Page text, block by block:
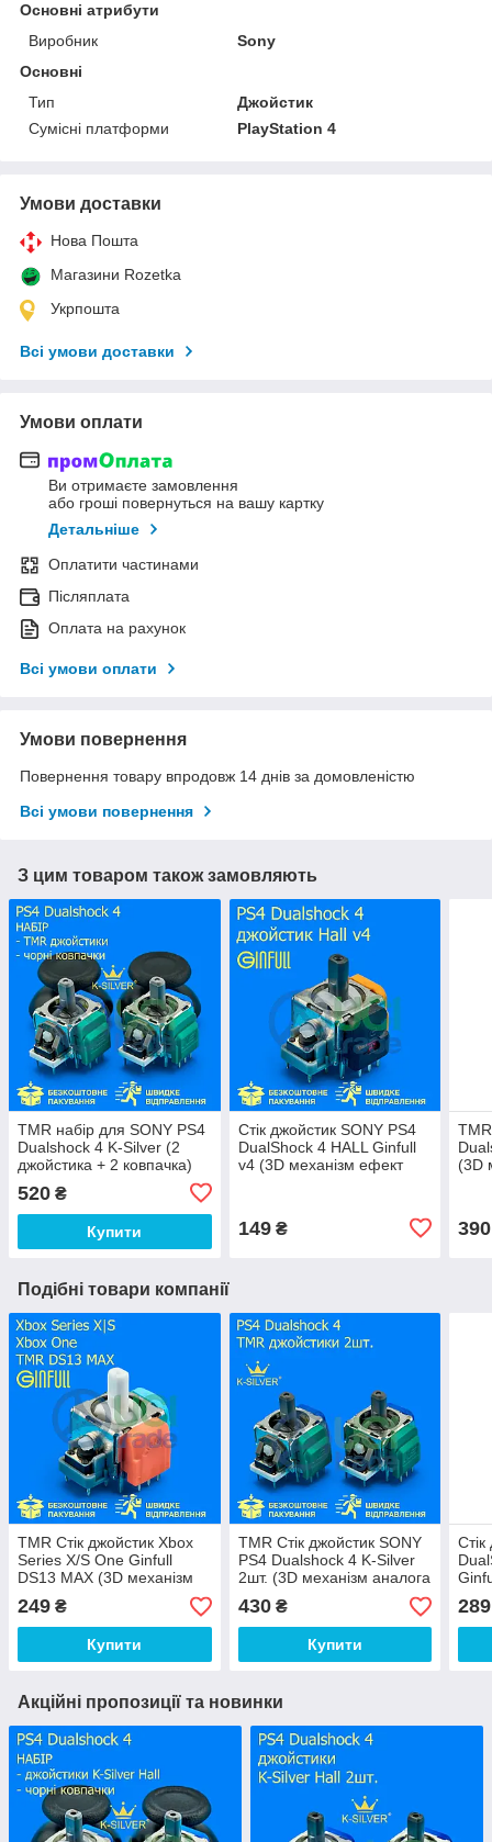
Основні атрибути
Виробник
Sony
Основні
Тип
Джойстик
Сумісні платформи
PlayStation 4
Умови доставки
Нова Пошта
Магазини Rozetka
Укрпошта
Всі умови доставки
Умови оплати
Ви отримаєте замовлення
або гроші повернуться на вашу картку
Детальніше
Оплатити частинами
Післяплата
Оплата на рахунок
Всі умови оплати
Умови повернення
Повернення товару впродовж 14 днів за домовленістю
Всі умови повернення
З цим товаром також замовляють
TMR набір для SONY PS4
Dualshock 4 K-Silver (2
джойстика + 2 ковпачка)
520 ₴
Купити
Стік джойстик SONY PS4
DualShock 4 HALL Ginfull
v4 (3D механізм ефект
149₴
(3D
390
Подібні товари компанії
TMR Стік джойстик Xbox
Series X/S One Ginfull
DS13 MAX (3D механізм
аналога геймпаду)
249 ₴
Купити
TMR Стік джойстик SONY
PS4 Dualshock 4 K-Silver
2шт. (3D механізм аналога
playstation 4)
430₴
Купити
289
Акційні пропозиції та новинки